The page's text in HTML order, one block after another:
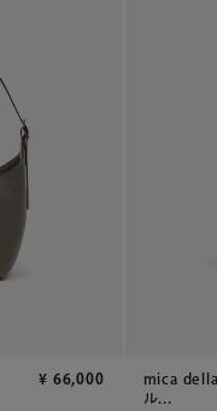
¥ 66,000
mica
ル...